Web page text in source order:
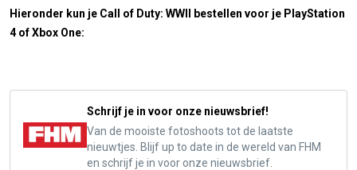
Hieronder kun je Call of Duty: WWII bestellen voor je PlayStation
4 of Xbox One:
Schrijf je in voor onze nieuwsbrief!
Van de mooiste fotoshoots tot de laatste
nieuwtjes. Blijf up to date in de wereld van FHM
en schrijf je in voor onze nieuwsbrief.